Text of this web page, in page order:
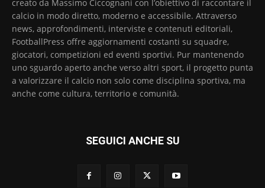
creato da Massimo Ciccognani con l’obiettivo di raccontare il
calcio in modo diretto, moderno e accessibile. Attraverso
news, approfondimenti, interviste e contenuti editoriali,
FootballPress offre aggiornamenti costanti su squadre,
giocatori, competizioni ed eventi sportivi. Pur mantenendo
uno sguardo aperto anche verso altri sport, il progetto punta
a valorizzare il calcio non solo come disciplina sportiva, ma
anche come cultura, territorio e comunità.
SEGUICI ANCHE SU